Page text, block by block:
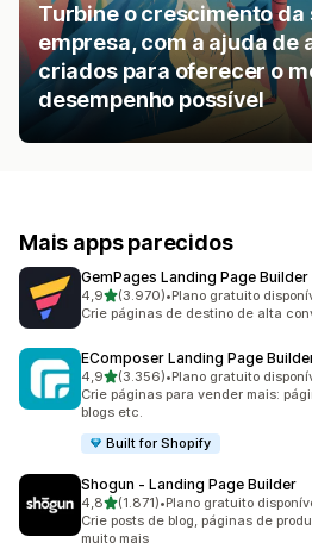
Turbine o crescimento da
empresa, com a ajuda de
criados para oferecer o
desempenho possível
Mais apps parecidos
GemPages Landing Page Builder
4,9de 5 estrelas
(3.970)
3970 avaliações ao todo
•Plano gratuito
Crie páginas de destino de alta
EComposer Landing Page
4,9de 5 estrelas
(3.356)
3356 avaliações ao todo
•Plano gratuito
Crie páginas para vender mais:
blogs etc.
Built for Shopify
Shogun ‑ Landing Page Builder
4,8de 5 estrelas
(1.871)
1871 avaliações ao todo
•Plano gratuito
Crie posts de blog, páginas de
muito mais